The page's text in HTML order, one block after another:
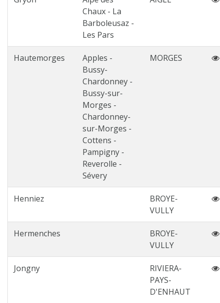
Chaux - La
Barboleusaz -
Les Pars
Hautemorges
Apples -
Bussy-
Chardonney -
Bussy-sur-
Morges -
Chardonney-
sur-Morges -
Cottens -
Pampigny -
Reverolle -
Sévery
MORGES
Henniez
BROYE-
VULLY
Hermenches
BROYE-
VULLY
Jongny
RIVIERA-
PAYS-
D'ENHAUT